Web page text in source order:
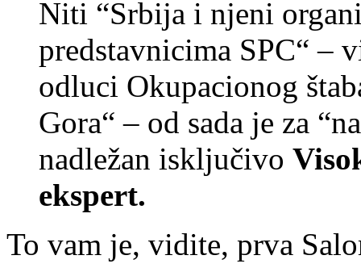
Niti “Srbija i njeni
predstavnicima SPC“ –
odluci Okupacionog
Gora“ – od sada je za
nadležan isključivo
ekspert.
To vam je, vidite, prva